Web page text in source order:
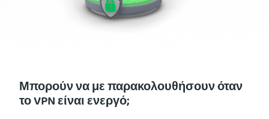
Μπορούν να με παρακολουθήσουν όταν
το VPN είναι ενεργό;